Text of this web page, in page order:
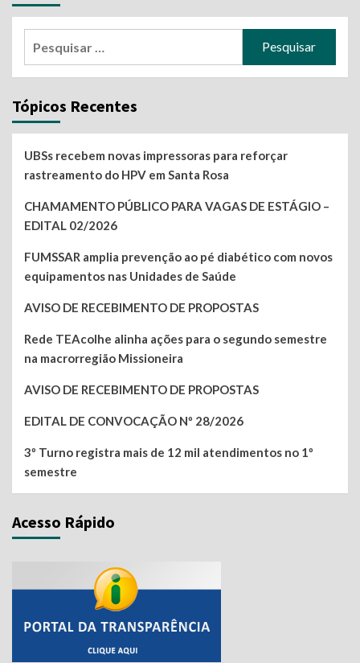
Tópicos Recentes
UBSs recebem novas impressoras para reforçar
rastreamento do HPV em Santa Rosa
CHAMAMENTO PÚBLICO PARA VAGAS DE ESTÁGIO –
EDITAL 02/2026
FUMSSAR amplia prevenção ao pé diabético com novos
equipamentos nas Unidades de Saúde
AVISO DE RECEBIMENTO DE PROPOSTAS
Rede TEAcolhe alinha ações para o segundo semestre
na macrorregião Missioneira
AVISO DE RECEBIMENTO DE PROPOSTAS
EDITAL DE CONVOCAÇÃO Nº 28/2026
3º Turno registra mais de 12 mil atendimentos no 1º
semestre
Acesso Rápido